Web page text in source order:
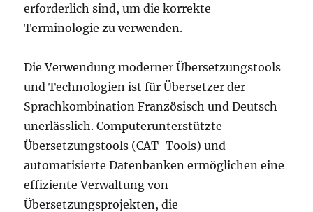
erforderlich sind, um die korrekte
Terminologie zu verwenden.
Die Verwendung moderner Übersetzungstools
und Technologien ist für Übersetzer der
Sprachkombination Französisch und Deutsch
unerlässlich. Computerunterstützte
Übersetzungstools (CAT-Tools) und
automatisierte Datenbanken ermöglichen eine
effiziente Verwaltung von
Übersetzungsprojekten, die